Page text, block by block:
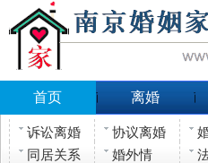
首页 离婚
诉讼离婚 协议离婚
同居关系
婚外情